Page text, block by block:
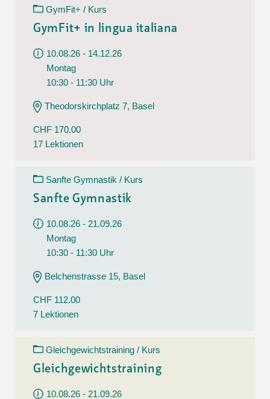
GymFit+ / Kurs
GymFit+ in lingua italiana
10.08.26 - 14.12.26
Montag
10:30 - 11:30 Uhr
Theodorskirchplatz 7, Basel
CHF 170.00
17 Lektionen
Sanfte Gymnastik / Kurs
Sanfte Gymnastik
10.08.26 - 21.09.26
Montag
10:30 - 11:30 Uhr
Belchenstrasse 15, Basel
CHF 112.00
7 Lektionen
Gleichgewichtstraining / Kurs
Gleichgewichtstraining
10.08.26 - 21.09.26